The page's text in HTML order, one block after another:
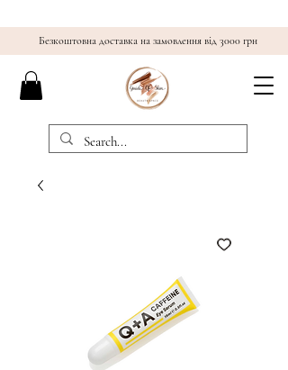
Безкоштовна доставка на замовлення від 3000 грн